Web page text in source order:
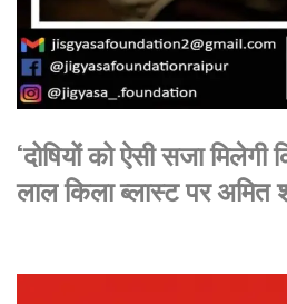
‘दोषियों को ऐसी सजा मिलेगी
लाल किला ब्लास्ट पर अमित